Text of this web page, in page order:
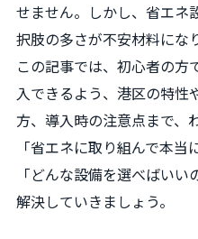
せません。しかし、省エネ
択肢の多さが不安材料にな
この記事では、初心者の方
入できるよう、港区の特性
方、導入時の注意点まで、
「省エネに取り組んで本当
「どんな設備を選べばい
解決していきましょう。